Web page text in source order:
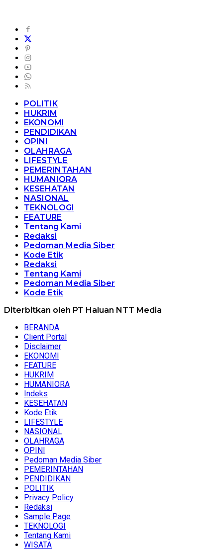
POLITIK
HUKRIM
EKONOMI
PENDIDIKAN
OPINI
OLAHRAGA
LIFESTYLE
PEMERINTAHAN
HUMANIORA
KESEHATAN
NASIONAL
TEKNOLOGI
FEATURE
Tentang Kami
Redaksi
Pedoman Media Siber
Kode Etik
Redaksi
Tentang Kami
Pedoman Media Siber
Kode Etik
Diterbitkan oleh PT Haluan NTT Media
BERANDA
Client Portal
Disclaimer
EKONOMI
FEATURE
HUKRIM
HUMANIORA
Indeks
KESEHATAN
Kode Etik
LIFESTYLE
NASIONAL
OLAHRAGA
OPINI
Pedoman Media Siber
PEMERINTAHAN
PENDIDIKAN
POLITIK
Privacy Policy
Redaksi
Sample Page
TEKNOLOGI
Tentang Kami
WISATA